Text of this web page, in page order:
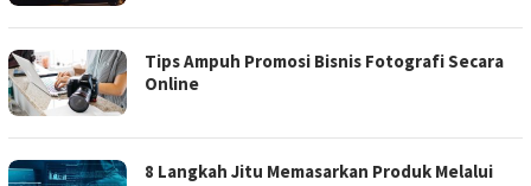
Tips Ampuh Promosi Bisnis Fotografi Secara
Online
8 Langkah Jitu Memasarkan Produk Melalui